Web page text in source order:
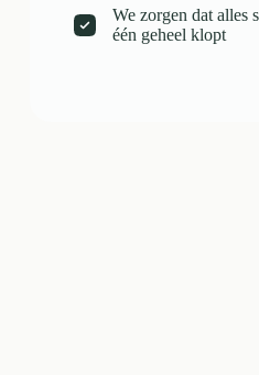
We zorgen dat alles
één geheel klopt